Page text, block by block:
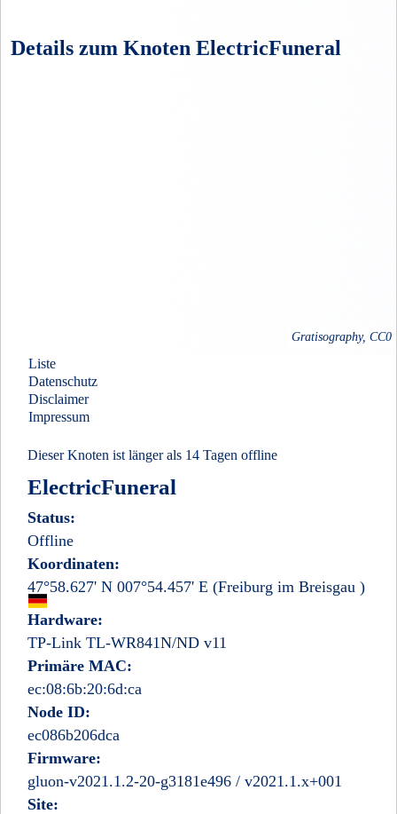
Details zum Knoten ElectricFuneral
Gratisography, CC0
Liste
Datenschutz
Disclaimer
Impressum
Dieser Knoten ist länger als 14 Tagen offline
ElectricFuneral
Status:
Offline
Koordinaten:
47°58.627' N 007°54.457' E (Freiburg im Breisgau
Deutschland
)
Hardware:
TP-Link TL-WR841N/ND v11
Primäre MAC:
ec:08:6b:20:6d:ca
Node ID:
ec086b206dca
Firmware:
gluon-v2021.1.2-20-g3181e496 / v2021.1.x+001
Site: